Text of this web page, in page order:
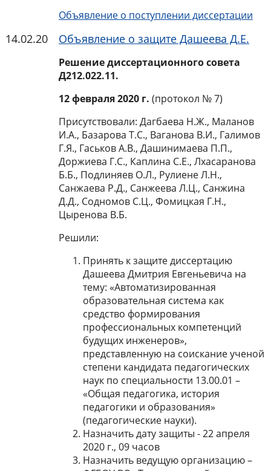
Объявление о поступлении диссертации
14.02.20 Объявление о защите Дашеева Д.Е.
Решение диссертационного совета
Д212.022.11.
12 февраля 2020 г. (протокол № 7)
Присутствовали: Дагбаева Н.Ж., Маланов
И.А., Базарова Т.С., Ваганова В.И., Галимов
Г.Я., Гаськов А.В., Дашинимаева П.П.,
Доржиева Г.С., Каплина С.Е., Лхасаранова
Б.Б., Подлиняев О.Л., Рулиене Л.Н.,
Санжаева Р.Д., Санжеева Л.Ц., Санжина
Д.Д., Содномов С.Ц., Фомицкая Г.Н.,
Цыренова В.Б.
Решили:
Принять к защите диссертацию
Дашеева Дмитрия Евгеньевича на
тему: «Автоматизированная
образовательная система как
средство формирования
профессиональных компетенций
будущих инженеров»,
представленную на соискание ученой
степени кандидата педагогических
наук по специальности 13.00.01 –
«Общая педагогика, история
педагогики и образования»
(педагогические науки).
Назначить дату защиты - 22 апреля
2020 г., 09 часов
Назначить ведущую организацию –